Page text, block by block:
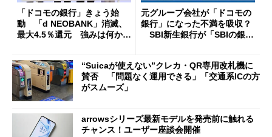
「ドコモの銀行」きょう始
動 「d NEOBANK」消滅、
最大4.5％還元 強みは何か解
元グループ会社が「ドコモの
銀行」になった不満を吸収？
SBI新生銀行が「SBIの銀
開催
“Suicaが使えない”クレカ・QR専用改札機に
賛否 「問題なく運用できる」「交通系ICの方
がスムーズ」
arrowsシリーズ最新モデルを発売前に触れる
チャンス！ユーザー座談会開催